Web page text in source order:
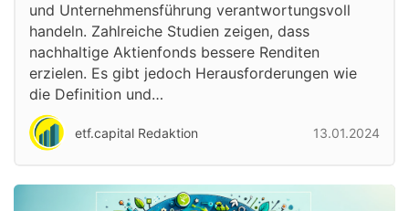
und Unternehmensführung verantwortungsvoll
handeln. Zahlreiche Studien zeigen, dass
nachhaltige Aktienfonds bessere Renditen
erzielen. Es gibt jedoch Herausforderungen wie
die Definition und…
etf.capital Redaktion 13.01.2024